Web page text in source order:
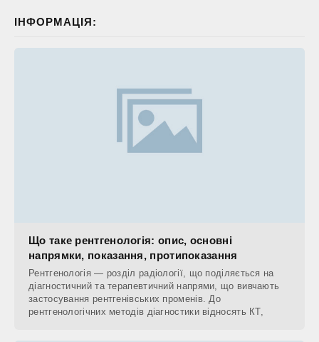
ІНФОРМАЦІЯ:
Що таке рентгенологія: опис, основні
напрямки, показання, протипоказання
Рентгенологія — розділ радіології, що поділяється на
діагностичний та терапевтичний напрями, що вивчають
застосування рентгенівських променів. До
рентгенологічних методів діагностики відносять КТ,